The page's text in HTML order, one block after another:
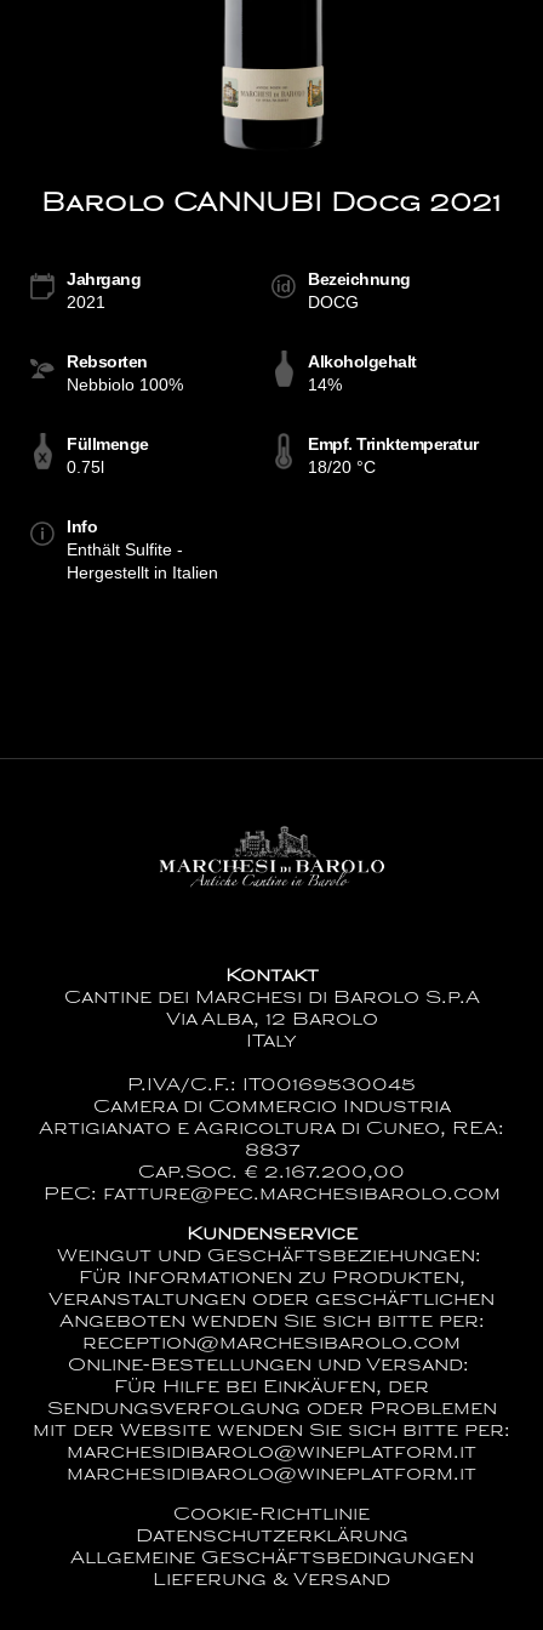
Barolo CANNUBI Docg 2021
Jahrgang
2021
Bezeichnung
DOCG
Rebsorten
Nebbiolo 100%
Alkoholgehalt
14%
Füllmenge
0.75l
Empf. Trinktemperatur
18/20 °C
Info
Enthält Sulfite -
Hergestellt in Italien
Kontakt
Cantine dei Marchesi di Barolo S.p.A
Via Alba, 12 Barolo
ITaly
P.IVA/C.F.: IT00169530045
Camera di Commercio Industria
Artigianato e Agricoltura di Cuneo, REA:
8837
Cap.Soc. € 2.167.200,00
PEC: fatture@pec.marchesibarolo.com
Kundenservice
Weingut und Geschäftsbeziehungen:
Für Informationen zu Produkten,
Veranstaltungen oder geschäftlichen
Angeboten wenden Sie sich bitte per:
reception@marchesibarolo.com
Online-Bestellungen und Versand:
Für Hilfe bei Einkäufen, der
Sendungsverfolgung oder Problemen
mit der Website wenden Sie sich bitte per:
marchesidibarolo@wineplatform.it
marchesidibarolo@wineplatform.it
Cookie-Richtlinie
Datenschutzerklärung
Allgemeine Geschäftsbedingungen
Lieferung & Versand